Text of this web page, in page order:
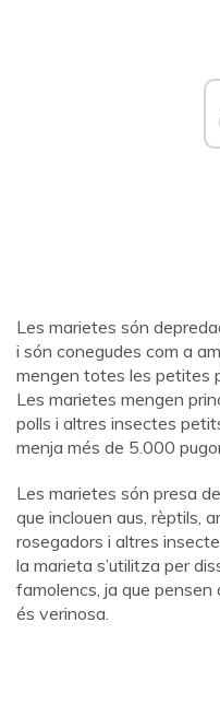
Les marietes són
i són conegudes com a
mengen totes les petites
Les marietes mengen
polls i altres insectes
menja més de 5.000
Les marietes són presa
que inclouen aus, rèptils,
rosegadors i altres
la marieta s’utilitza per
famolencs, ja que
és verinosa.